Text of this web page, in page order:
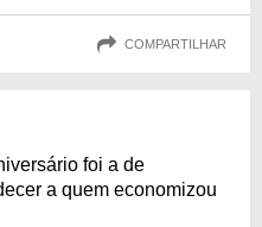
COMPARTILHAR
foi a de
a quem economizou